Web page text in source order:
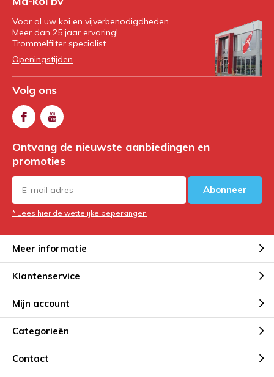
Voor al uw koi en vijverbenodigdheden
Meer dan 25 jaar ervaring!
Trommelfilter specialist
Openingstijden
Volg ons
Ontvang de nieuwste aanbiedingen en
promoties
Abonneer
* Lees hier de wettelijke beperkingen
Meer informatie
Klantenservice
Mijn account
Categorieën
Contact